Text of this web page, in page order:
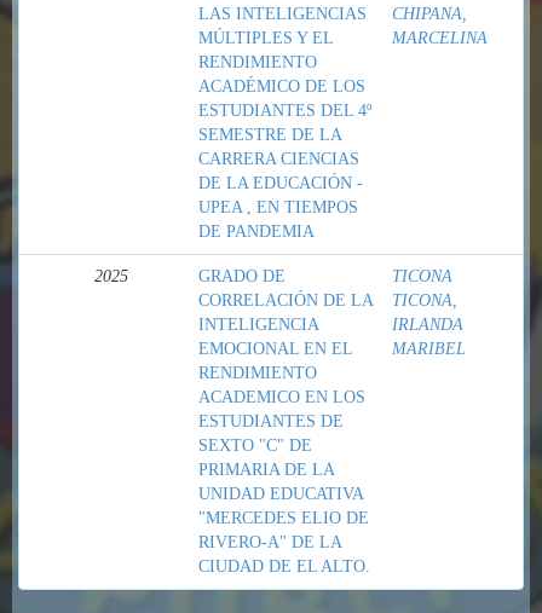
LAS INTELIGENCIAS
MÚLTIPLES Y EL
RENDIMIENTO
ACADÉMICO DE LOS
ESTUDIANTES DEL 4º
SEMESTRE DE LA
CARRERA CIENCIAS
DE LA EDUCACIÓN -
UPEA , EN TIEMPOS
DE PANDEMIA
CHIPANA,
MARCELINA
2025
GRADO DE
CORRELACIÓN DE LA
INTELIGENCIA
EMOCIONAL EN EL
RENDIMIENTO
ACADEMICO EN LOS
ESTUDIANTES DE
SEXTO "C" DE
PRIMARIA DE LA
UNIDAD EDUCATIVA
"MERCEDES ELIO DE
RIVERO-A" DE LA
CIUDAD DE EL ALTO.
TICONA
TICONA,
IRLANDA
MARIBEL